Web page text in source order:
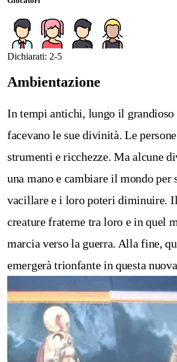
Dichiarati: 2-5
Ambientazione
In tempi antichi, lungo il
facevano le sue divinità. Le
strumenti e ricchezze. Ma alcune
una mano e cambiare il mondo
vacillare e i loro poteri diminuire.
creature fraterne tra loro e in quel
marcia verso la guerra. Alla fine,
emergerà trionfante in questa